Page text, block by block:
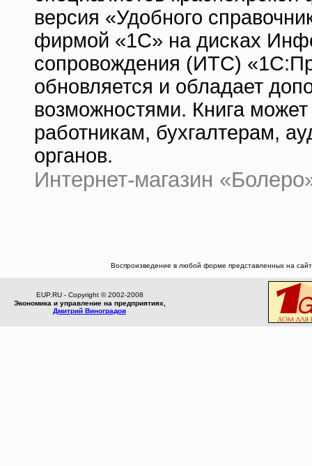
версия «Удобного
фирмой «1С» на дисках
сопровождения (ИТС)
обновляется и обладает
возможностями. Книга
работникам, бухгалтерам,
органов.
Интернет-магазин
Воспроизведение в любой форме представленных на
EUP.RU - Copyright © 2002-2008
Экономика и управление на предприятиях,
Дмитрий Виноградов